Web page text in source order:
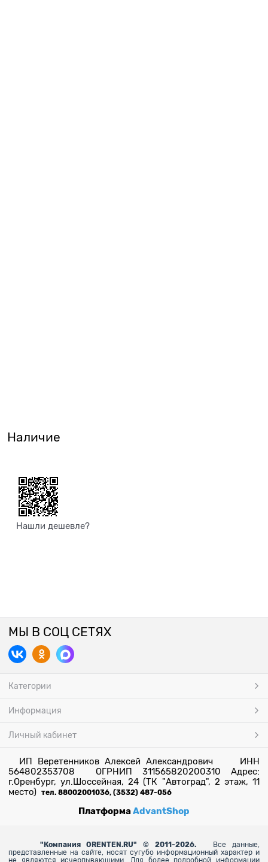
Наличие
Нашли дешевле?
МЫ В СОЦ СЕТЯХ
Категории
Информация
Личный кабинет
ИП Веретенников Алексей Александрович ИНН
564802353708 ОГРНИП 311565820200310 Адрес:
г.Оренбург, ул.Шоссейная, 24 (ТК "Автоград", 2 этаж, 11
место) тел. 88002001036, (3532) 487-056
ПлатформаAdvantShop
" Компания ORENTEN.RU" © 2011-2026.
Все данные,
представленные на сайте, носят сугубо информационный характер и
не являются исчерпывающими. Для более подробной информации